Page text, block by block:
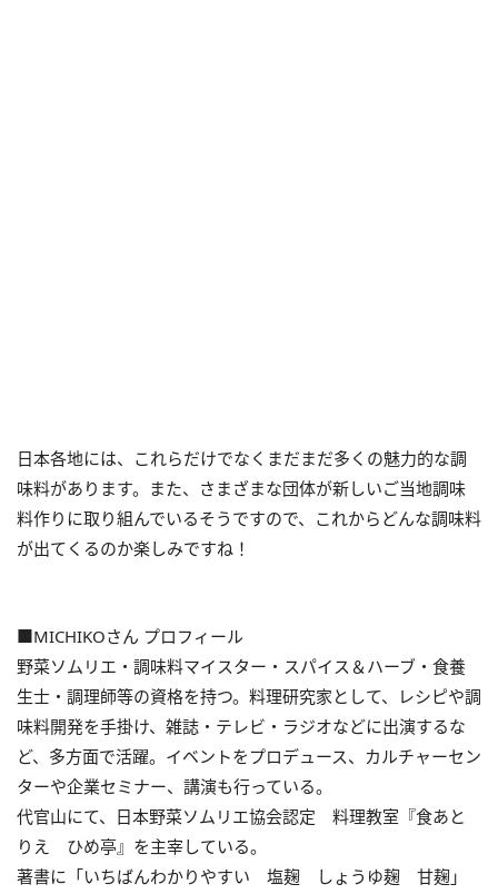
日本各地には、これらだけでなくまだまだ多くの魅力的な調
味料があります。また、さまざまな団体が新しいご当地調味
料作りに取り組んでいるそうですので、これからどんな調味料
が出てくるのか楽しみですね！
■MICHIKOさん プロフィール
野菜ソムリエ・調味料マイスター・スパイス＆ハーブ・食養
生士・調理師等の資格を持つ。料理研究家として、レシピや調
味料開発を手掛け、雑誌・テレビ・ラジオなどに出演するな
ど、多方面で活躍。イベントをプロデュース、カルチャーセン
ターや企業セミナー、講演も行っている。
代官山にて、日本野菜ソムリエ協会認定 料理教室『食あと
りえ ひめ亭』を主宰している。
著書に「いちばんわかりやすい 塩麹 しょうゆ麹 甘麹」